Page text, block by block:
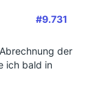
#9.731
der
ich bald in